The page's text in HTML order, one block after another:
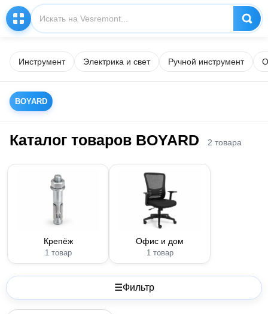
Инструмент Электрика и свет Ручной инструмент
BOYARD
Каталог товаров BOYARD 2 товара
Крепёж
1 товар
Офис и дом
1 товар
☰Фильтр